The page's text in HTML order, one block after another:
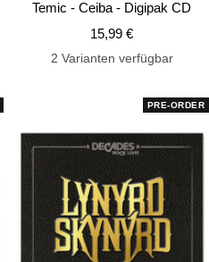
Temic - Ceiba - Digipak CD
Angebotspreis
15,99 €
2 Varianten verfügbar
PRE-ORDER